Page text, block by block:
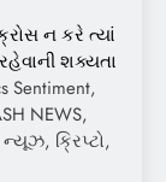
ન કરે ત્યાં
શક્યતા
Sentiment,
NEWS,
ન્યૂઝ, ક્રિપ્ટો,